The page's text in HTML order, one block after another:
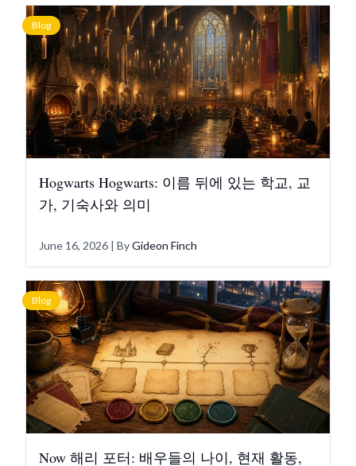
Blog
Hogwarts Hogwarts: 이름 뒤에 있는 학교, 교
가, 기숙사와 의미
June 16, 2026 | ByGideon Finch
Blog
Now 해리 포터: 배우들의 나이, 현재 활동,